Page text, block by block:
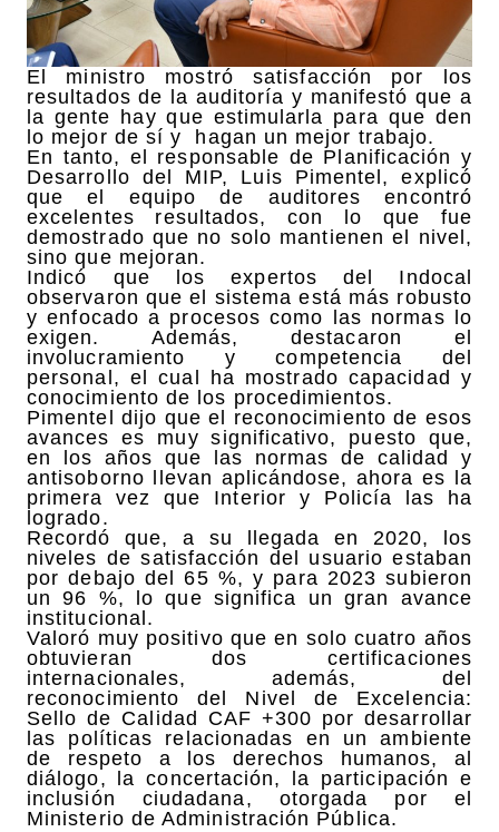
El ministro mostró satisfacción por los
resultados de la auditoría y manifestó que a
la gente hay que estimularla para que den
lo mejor de sí y hagan un mejor trabajo.
En tanto, el responsable de Planificación y
Desarrollo del MIP, Luis Pimentel, explicó
que el equipo de auditores encontró
excelentes resultados, con lo que fue
demostrado que no solo mantienen el nivel,
sino que mejoran.
Indicó que los expertos del Indocal
observaron que el sistema está más robusto
y enfocado a procesos como las normas lo
exigen. Además, destacaron el
involucramiento y competencia del
personal, el cual ha mostrado capacidad y
conocimiento de los procedimientos.
Pimentel dijo que el reconocimiento de esos
avances es muy significativo, puesto que,
en los años que las normas de calidad y
antisoborno llevan aplicándose, ahora es la
primera vez que Interior y Policía las ha
logrado.
Recordó que, a su llegada en 2020, los
niveles de satisfacción del usuario estaban
por debajo del 65 %, y para 2023 subieron
un 96 %, lo que significa un gran avance
institucional.
Valoró muy positivo que en solo cuatro años
obtuvieran dos certificaciones
internacionales, además, del
reconocimiento del Nivel de Excelencia:
Sello de Calidad CAF +300 por desarrollar
las políticas relacionadas en un ambiente
de respeto a los derechos humanos, al
diálogo, la concertación, la participación e
inclusión ciudadana, otorgada por el
Ministerio de Administración Pública.